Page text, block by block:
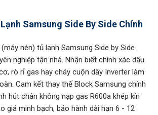
Samsung Side By Side Chính
nén) tủ lạnh Samsung Side by Side
nghiệp tận nhà. Nhận biết chính xác dấu
rò rỉ gas hay cháy cuộn dây Inverter làm
Cam kết thay thế Block Samsung chính
hút chân không nạp gas R600a khép kín
giá minh bạch, bảo hành dài hạn 6 - 12